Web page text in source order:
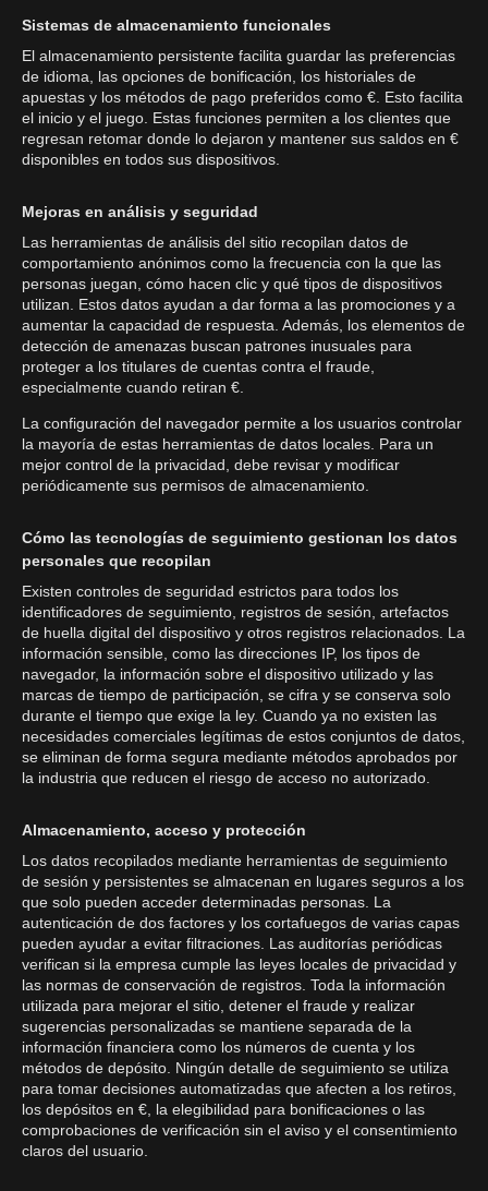
Sistemas de almacenamiento funcionales
El almacenamiento persistente facilita guardar las preferencias
de idioma, las opciones de bonificación, los historiales de
apuestas y los métodos de pago preferidos como €. Esto facilita
el inicio y el juego. Estas funciones permiten a los clientes que
regresan retomar donde lo dejaron y mantener sus saldos en €
disponibles en todos sus dispositivos.
Mejoras en análisis y seguridad
Las herramientas de análisis del sitio recopilan datos de
comportamiento anónimos como la frecuencia con la que las
personas juegan, cómo hacen clic y qué tipos de dispositivos
utilizan. Estos datos ayudan a dar forma a las promociones y a
aumentar la capacidad de respuesta. Además, los elementos de
detección de amenazas buscan patrones inusuales para
proteger a los titulares de cuentas contra el fraude,
especialmente cuando retiran €.
La configuración del navegador permite a los usuarios controlar
la mayoría de estas herramientas de datos locales. Para un
mejor control de la privacidad, debe revisar y modificar
periódicamente sus permisos de almacenamiento.
Cómo las tecnologías de seguimiento gestionan los datos
personales que recopilan
Existen controles de seguridad estrictos para todos los
identificadores de seguimiento, registros de sesión, artefactos
de huella digital del dispositivo y otros registros relacionados. La
información sensible, como las direcciones IP, los tipos de
navegador, la información sobre el dispositivo utilizado y las
marcas de tiempo de participación, se cifra y se conserva solo
durante el tiempo que exige la ley. Cuando ya no existen las
necesidades comerciales legítimas de estos conjuntos de datos,
se eliminan de forma segura mediante métodos aprobados por
la industria que reducen el riesgo de acceso no autorizado.
Almacenamiento, acceso y protección
Los datos recopilados mediante herramientas de seguimiento
de sesión y persistentes se almacenan en lugares seguros a los
que solo pueden acceder determinadas personas. La
autenticación de dos factores y los cortafuegos de varias capas
pueden ayudar a evitar filtraciones. Las auditorías periódicas
verifican si la empresa cumple las leyes locales de privacidad y
las normas de conservación de registros. Toda la información
utilizada para mejorar el sitio, detener el fraude y realizar
sugerencias personalizadas se mantiene separada de la
información financiera como los números de cuenta y los
métodos de depósito. Ningún detalle de seguimiento se utiliza
para tomar decisiones automatizadas que afecten a los retiros,
los depósitos en €, la elegibilidad para bonificaciones o las
comprobaciones de verificación sin el aviso y el consentimiento
claros del usuario.